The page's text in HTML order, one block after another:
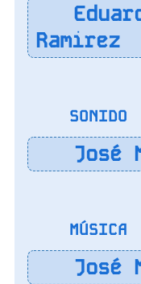
Ramirez
SONIDO
José
MÚSICA
José